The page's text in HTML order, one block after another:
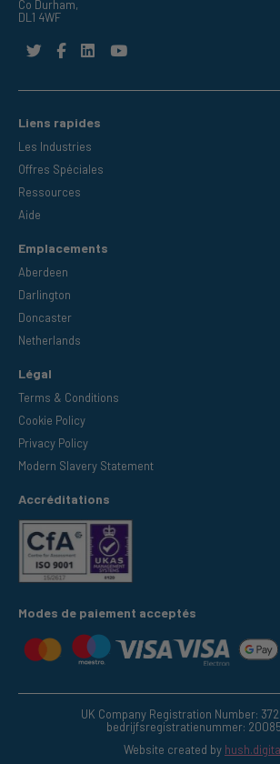
Co Durham,
DL1 4WF
Liens rapides
Les Industries
Offres Spéciales
Ressources
Aide
Emplacements
Aberdeen
Darlington
Doncaster
Netherlands
Légal
Terms & Conditions
Cookie Policy
Privacy Policy
Modern Slavery Statement
Accréditations
Modes de paiement acceptés
UK Company Registration Number:
bedrijfsregistratienummer:
Website created by